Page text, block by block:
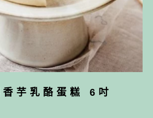
香芋乳酪蛋糕 6吋